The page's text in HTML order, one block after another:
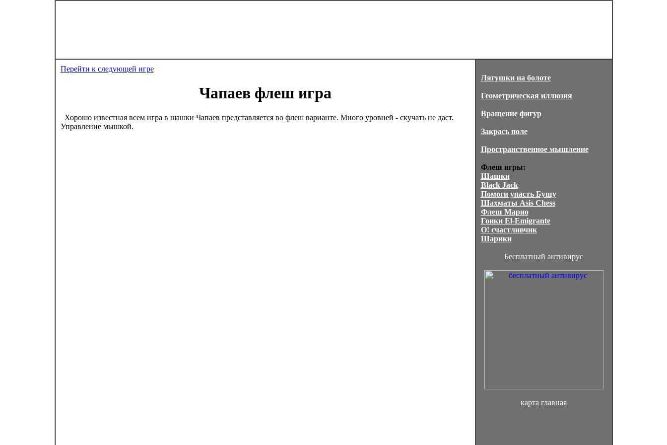
Перейти к следующей игре
Чапаев флеш игра
Хорошо известная всем игра в шашки Чапаев представляется во флеш варианте. Много уровней - скучать не даст.
Управление мышкой.
Лягушки на болоте
Геометрическая иллюзия
Вращение фигур
Закрась поле
Пространственное мышление
Флеш игры:
Шашки
Black Jack
Помоги упасть Бушу
Шахматы Asis Chess
Флеш Марио
Гонки El-Emigrante
О! счастливчик
Шарики
Бесплатный антивирус
карта главная